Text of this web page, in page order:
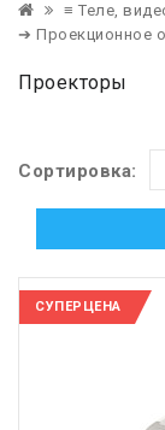
≡ Теле,
➔ Проекционное
Проекторы
Сортировка:
СУПЕРЦЕНА